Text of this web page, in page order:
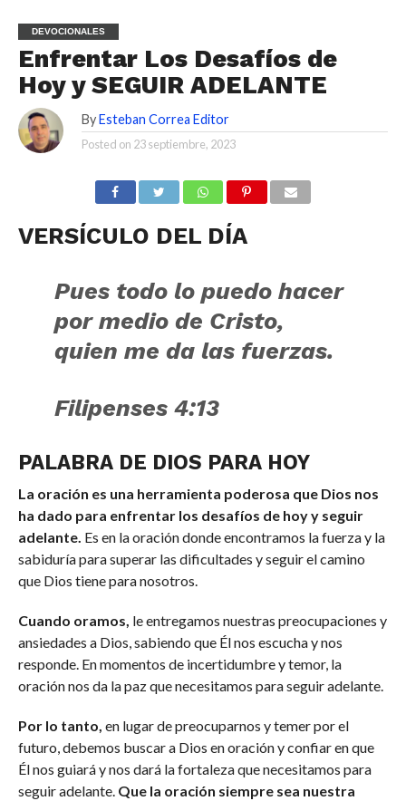
DEVOCIONALES
Enfrentar Los Desafíos de
Hoy y SEGUIR ADELANTE
By Esteban Correa Editor
Posted on 23 septiembre, 2023
VERSÍCULO DEL DÍA
Pues todo lo puedo hacer
por medio de Cristo,
quien me da las fuerzas.
Filipenses 4:13
PALABRA DE DIOS PARA HOY
La oración es una herramienta poderosa que Dios nos
ha dado para enfrentar los desafíos de hoy y seguir
adelante. Es en la oración donde encontramos la fuerza y la
sabiduría para superar las dificultades y seguir el camino
que Dios tiene para nosotros.
Cuando oramos, le entregamos nuestras preocupaciones y
ansiedades a Dios, sabiendo que Él nos escucha y nos
responde. En momentos de incertidumbre y temor, la
oración nos da la paz que necesitamos para seguir adelante.
Por lo tanto, en lugar de preocuparnos y temer por el
futuro, debemos buscar a Dios en oración y confiar en que
Él nos guiará y nos dará la fortaleza que necesitamos para
seguir adelante. Que la oración siempre sea nuestra